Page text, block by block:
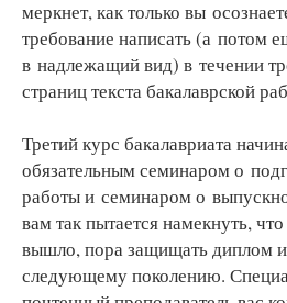
меркнет, как только вы
требование написать (а потом
в надлежащий вид) в течении
страниц текста бакалаврской
Третий курс бакалавриата
обязательным семинаром о
работы и семинаром о
вам так пытается намекнуть,
вышло, пора защищать диплом
следующему поколению.